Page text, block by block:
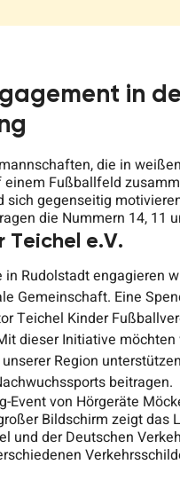
in
Teichel e.V.
in Rudolstadt engagieren
Gemeinschaft. Eine
Teichel Kinder
dieser Initiative möchten
Region
beitragen.